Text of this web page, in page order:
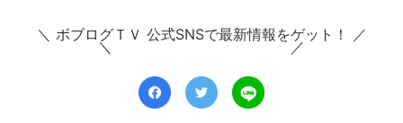
＼ ボブログＴＶ 公式SNSで最新情報をゲット！ ／